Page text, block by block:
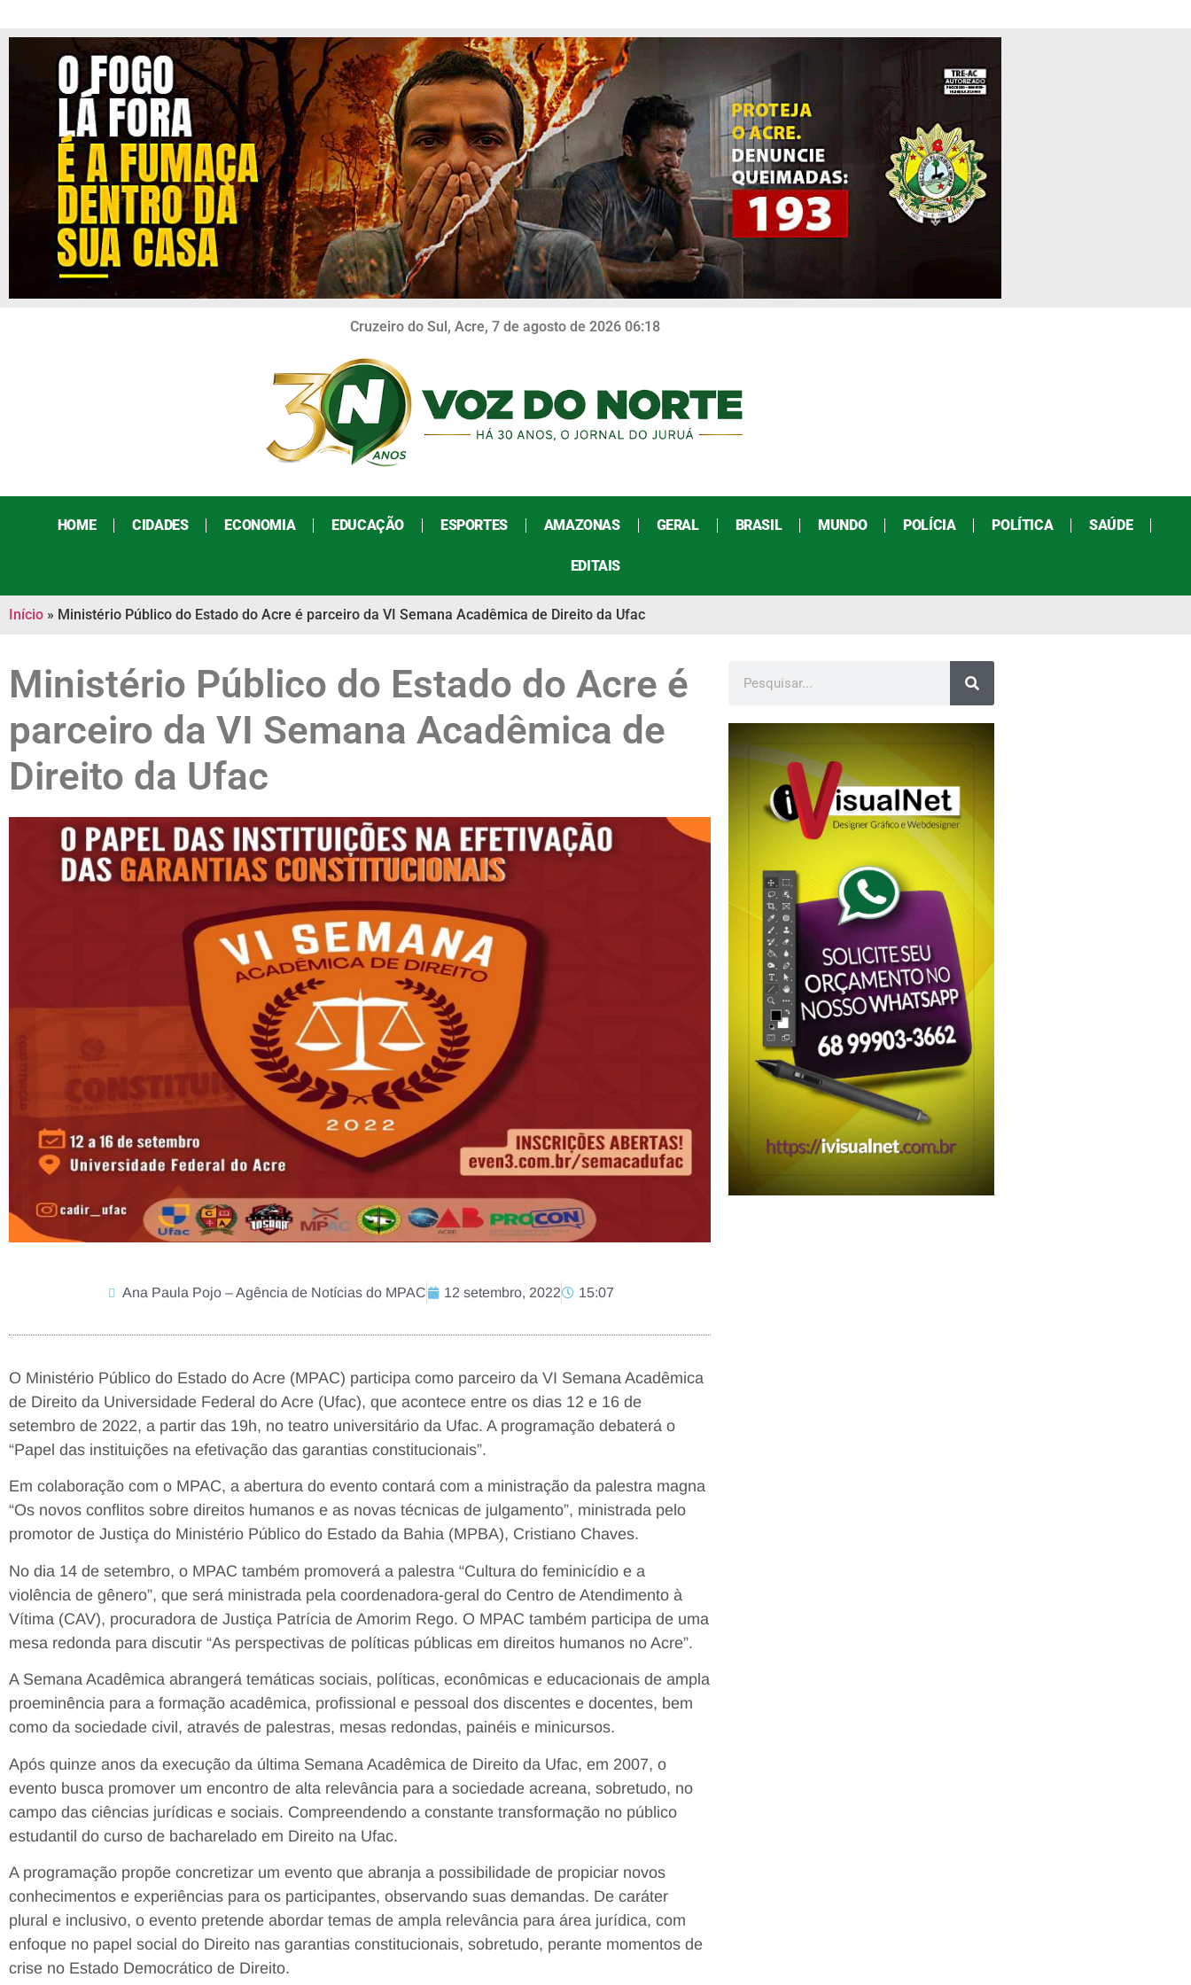
Cruzeiro do Sul, Acre, 7 de agosto de 2026 06:18
HOME CIDADES ECONOMIA EDUCAÇÃO ESPORTES AMAZONAS GERAL BRASIL MUNDO POLÍCIA POLÍTICA SAÚDE
EDITAIS
Início » Ministério Público do Estado do Acre é parceiro da VI Semana Acadêmica de Direito da Ufac
Ministério Público do Estado do Acre é
parceiro da VI Semana Acadêmica de
Direito da Ufac
Ana Paula Pojo – Agência de Notícias do MPAC 12 setembro, 2022 15:07
O Ministério Público do Estado do Acre (MPAC) participa como parceiro da VI Semana Acadêmica
de Direito da Universidade Federal do Acre (Ufac), que acontece entre os dias 12 e 16 de
setembro de 2022, a partir das 19h, no teatro universitário da Ufac. A programação debaterá o
“Papel das instituições na efetivação das garantias constitucionais”.
Em colaboração com o MPAC, a abertura do evento contará com a ministração da palestra magna
“Os novos conflitos sobre direitos humanos e as novas técnicas de julgamento”, ministrada pelo
promotor de Justiça do Ministério Público do Estado da Bahia (MPBA), Cristiano Chaves.
No dia 14 de setembro, o MPAC também promoverá a palestra “Cultura do feminicídio e a
violência de gênero”, que será ministrada pela coordenadora-geral do Centro de Atendimento à
Vítima (CAV), procuradora de Justiça Patrícia de Amorim Rego. O MPAC também participa de uma
mesa redonda para discutir “As perspectivas de políticas públicas em direitos humanos no Acre”.
A Semana Acadêmica abrangerá temáticas sociais, políticas, econômicas e educacionais de ampla
proeminência para a formação acadêmica, profissional e pessoal dos discentes e docentes, bem
como da sociedade civil, através de palestras, mesas redondas, painéis e minicursos.
Após quinze anos da execução da última Semana Acadêmica de Direito da Ufac, em 2007, o
evento busca promover um encontro de alta relevância para a sociedade acreana, sobretudo, no
campo das ciências jurídicas e sociais. Compreendendo a constante transformação no público
estudantil do curso de bacharelado em Direito na Ufac.
A programação propõe concretizar um evento que abranja a possibilidade de propiciar novos
conhecimentos e experiências para os participantes, observando suas demandas. De caráter
plural e inclusivo, o evento pretende abordar temas de ampla relevância para área jurídica, com
enfoque no papel social do Direito nas garantias constitucionais, sobretudo, perante momentos de
crise no Estado Democrático de Direito.